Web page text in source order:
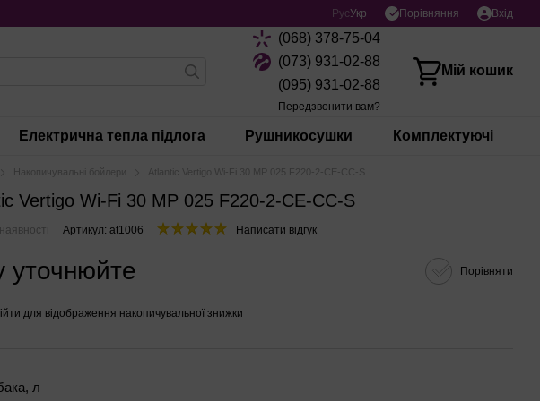
РусУкр Порівняння Вхід
(068) 378-75-04
(073) 931-02-88
(095) 931-02-88
Передзвонити вам?
Мій кошик
Електрична тепла підлога Рушникосушки Комплектуючі
Накопичувальні бойлери Atlantic Vertigo Wi-Fi 30 MP 025 F220-2-CE-CC-S
Vertigo Wi-Fi 30 MP 025 F220-2-CE-CC-S
Артикул: at1006 Написати відгук
уточнюйте Порівняти
для відображення накопичувальної знижки
л